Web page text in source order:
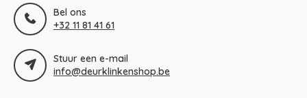
Bel ons
+32 11 81 41 61
Stuur een e-mail
info@deurklinkenshop.be